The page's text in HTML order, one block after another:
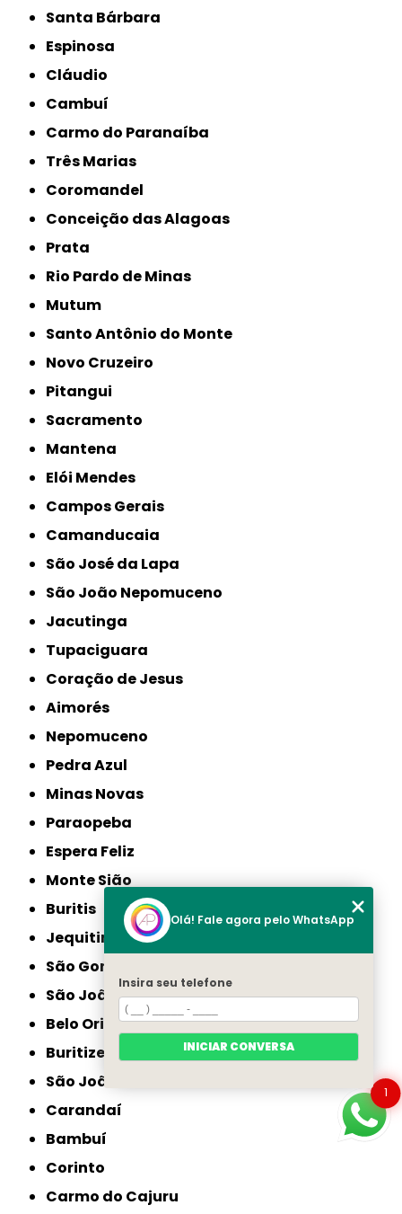
Santa Bárbara
Espinosa
Cláudio
Cambuí
Carmo do Paranaíba
Três Marias
Coromandel
Conceição das Alagoas
Prata
Rio Pardo de Minas
Mutum
Santo Antônio do Monte
Novo Cruzeiro
Pitangui
Sacramento
Mantena
Elói Mendes
Campos Gerais
Camanducaia
São José da Lapa
São João Nepomuceno
Jacutinga
Tupaciguara
Coração de Jesus
Aimorés
Nepomuceno
Pedra Azul
Minas Novas
Paraopeba
Espera Feliz
Monte Sião
Buritis
Jequitinhonha
São Gonçalo do Sapucaí
São João da Ponte
Belo Oriente
Buritizeiro
São João do Paraíso
Carandaí
Bambuí
Corinto
Carmo do Cajuru
1
Olá! Fale agora pelo WhatsApp
Insira seu telefone
INICIAR CONVERSA